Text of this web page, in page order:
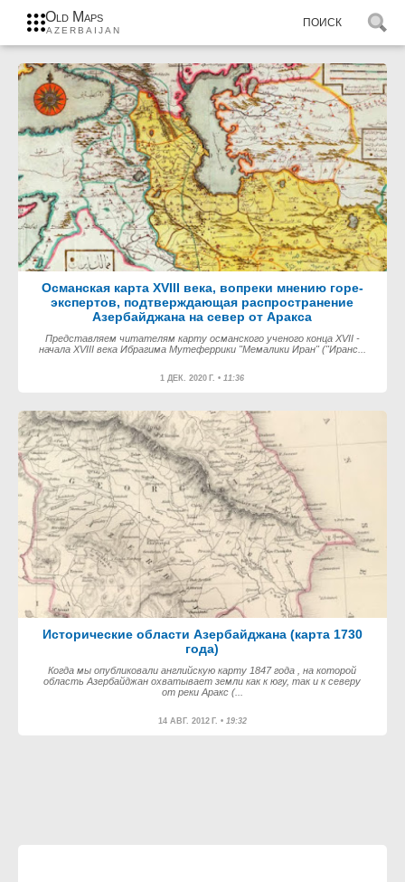
Old Maps
AZERBAIJAN
Османская карта XVIII века, вопреки мнению горе-
экспертов, подтверждающая распространение
Азербайджана на север от Аракса
Представляем читателям карту османского ученого конца XVII -
начала XVIII века Ибрагима Мутеферрики "Мемалики Иран" ("Иранс...
1 ДЕК. 2020 Г. • 11:36
Исторические области Азербайджана (карта 1730
года)
Когда мы опубликовали английскую карту 1847 года , на которой
область Азербайджан охватывает земли как к югу, так и к северу
от реки Аракс (...
14 АВГ. 2012 Г. • 19:32